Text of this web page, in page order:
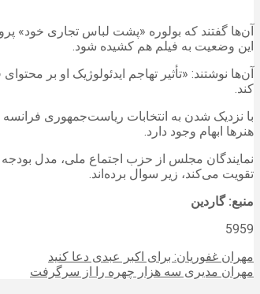
آن‌ها گفتند که بولوره «پشت لباس تجاری خود»
این وضعیت به فیلم هم کشیده شود.
آن‌ها نوشتند: «تأثیر تهاجم ایدئولوژیک او بر
کند.
با نزدیک شدن به انتخابات ریاست‌جمهوری
هنرها ابهام وجود دارد.
نمایندگان مجلس از حزب اجتماع ملی، مدل
تقویت می‌کند، زیر سوال برده‌اند.
منبع: گاردین
5959
مهران غفوریان: برای اکبر عبدی دعا کنید
مهران مدیری سه هزار چهره را از سرگرفت